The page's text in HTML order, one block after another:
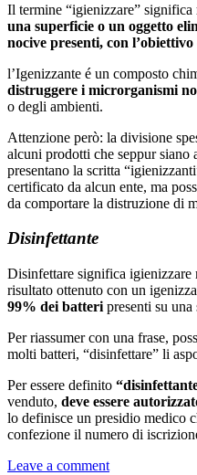
Il termine “igienizzare” significa
una superficie o un oggetto
nocive presenti, con
l’Igenizzante é un composto
distruggere i microrganismi
o degli ambienti.
Attenzione però: la divisione
alcuni prodotti che seppur
presentano la scritta
certificato da alcun ente, ma
da comportare la distruzione di
Disinfettante
Disinfettare significa
risultato ottenuto con un
99% dei batteri presenti su una
Per riassumer con una frase,
molti batteri, “disinfettare” li
Per essere definito
venduto, deve essere
lo definisce un presidio medico
confezione il numero di
Leave a comment